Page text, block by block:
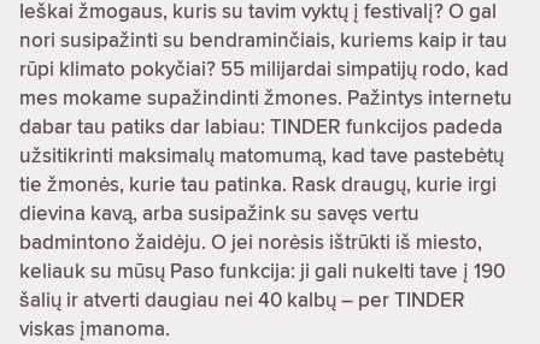
Ieškai žmogaus, kuris su tavim vyktų į festivalį? O gal
nori susipažinti su bendraminčiais, kuriems kaip ir tau
rūpi klimato pokyčiai? 55 milijardai simpatijų rodo, kad
mes mokame supažindinti žmones. Pažintys internetu
dabar tau patiks dar labiau: TINDER funkcijos padeda
užsitikrinti maksimalų matomumą, kad tave pastebėtų
tie žmonės, kurie tau patinka. Rask draugų, kurie irgi
dievina kavą, arba susipažink su savęs vertu
badmintono žaidėju. O jei norėsis ištrūkti iš miesto,
keliauk su mūsų Paso funkcija: ji gali nukelti tave į 190
šalių ir atverti daugiau nei 40 kalbų – per TINDER
viskas įmanoma.